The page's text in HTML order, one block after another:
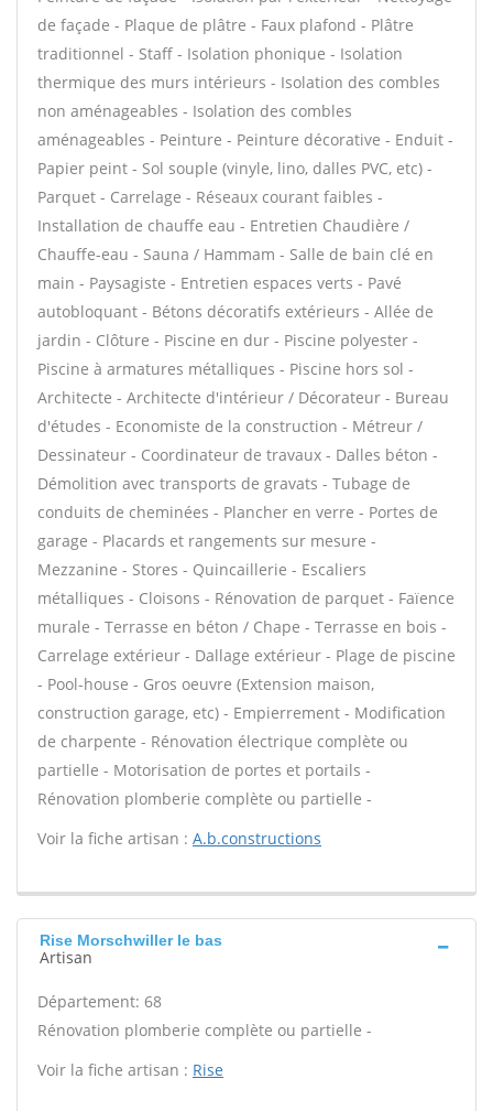
de façade - Plaque de plâtre - Faux plafond - Plâtre
traditionnel - Staff - Isolation phonique - Isolation
thermique des murs intérieurs - Isolation des combles
non aménageables - Isolation des combles
aménageables - Peinture - Peinture décorative - Enduit -
Papier peint - Sol souple (vinyle, lino, dalles PVC, etc) -
Parquet - Carrelage - Réseaux courant faibles -
Installation de chauffe eau - Entretien Chaudière /
Chauffe-eau - Sauna / Hammam - Salle de bain clé en
main - Paysagiste - Entretien espaces verts - Pavé
autobloquant - Bétons décoratifs extérieurs - Allée de
jardin - Clôture - Piscine en dur - Piscine polyester -
Piscine à armatures métalliques - Piscine hors sol -
Architecte - Architecte d'intérieur / Décorateur - Bureau
d'études - Economiste de la construction - Métreur /
Dessinateur - Coordinateur de travaux - Dalles béton -
Démolition avec transports de gravats - Tubage de
conduits de cheminées - Plancher en verre - Portes de
garage - Placards et rangements sur mesure -
Mezzanine - Stores - Quincaillerie - Escaliers
métalliques - Cloisons - Rénovation de parquet - Faïence
murale - Terrasse en béton / Chape - Terrasse en bois -
Carrelage extérieur - Dallage extérieur - Plage de piscine
- Pool-house - Gros oeuvre (Extension maison,
construction garage, etc) - Empierrement - Modification
de charpente - Rénovation électrique complète ou
partielle - Motorisation de portes et portails -
Rénovation plomberie complète ou partielle -
Voir la fiche artisan : A.b.constructions
Rise Morschwiller le bas
Artisan
Département: 68
Rénovation plomberie complète ou partielle -
Voir la fiche artisan : Rise